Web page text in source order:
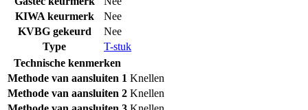
KIWA keurmerk
Nee
KVBG gekeurd
Nee
Type
T-stuk
Technische kenmerken
Methode van aansluiten 1 Knellen
Methode van aansluiten 2 Knellen